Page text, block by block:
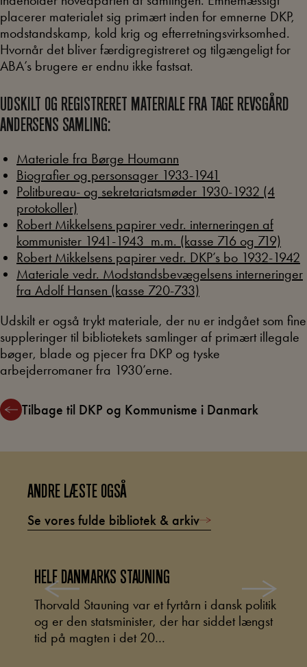
placerer materialet sig primært inden for emnerne DKP,
modstandskamp, kold krig og efterretningsvirksomhed.
Hvornår det bliver færdigregistreret og tilgængeligt for
ABA’s brugere er endnu ikke fastsat.
UDSKILT OG REGISTRERET MATERIALE FRA TAGE REVSGÅRD
ANDERSENS SAMLING:
Materiale fra Børge Houmann
Biografier og personsager 1933-1941
Politbureau- og sekretariatsmøder 1930-1932 (4
protokoller)
Robert Mikkelsens papirer vedr. interneringen af
kommunister 1941-1943 m.m. (kasse 716 og 719)
Robert Mikkelsens papirer vedr. DKP’s bo 1932-1942
Materiale vedr. Modstandsbevægelsens interneringer
fra Adolf Hansen (kasse 720-733)
Udskilt er også trykt materiale, der nu er indgået som fine
suppleringer til bibliotekets samlinger af primært illegale
bøger, blade og pjecer fra DKP og tyske
arbejderromaner fra 1930’erne.
Tilbage til DKP og Kommunisme i Danmark
ANDRE LÆSTE OGSÅ
Se vores fulde bibliotek & arkiv
HELE DANMARKS STAUNING
Thorvald Stauning var et fyrtårn i dansk politik
og er den statsminister, der har siddet længst
tid på magten i det 20…